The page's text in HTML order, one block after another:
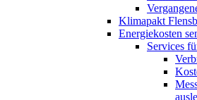
Klimapakt
Energiekosten
Services